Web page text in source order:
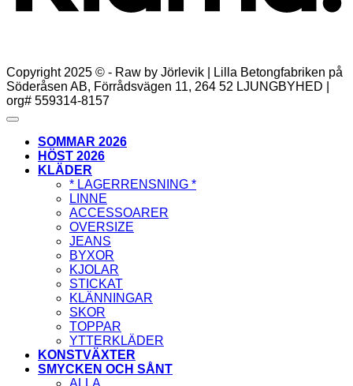
Copyright 2025 © - Raw by Jörlevik | Lilla Betongfabriken på
Söderåsen AB, Förrådsvägen 11, 264 52 LJUNGBYHED |
org# 559314-8157
SOMMAR 2026
HÖST 2026
KLÄDER
* LAGERRENSNING *
LINNE
ACCESSOARER
OVERSIZE
JEANS
BYXOR
KJOLAR
STICKAT
KLÄNNINGAR
SKOR
TOPPAR
YTTERKLÄDER
KONSTVÄXTER
SMYCKEN OCH SÅNT
ALLA